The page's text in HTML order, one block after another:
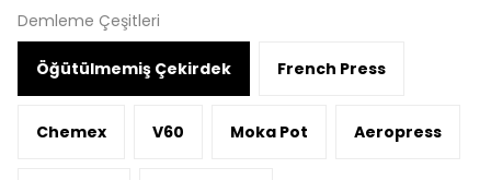
Demleme Çeşitleri
Öğütülmemiş Çekirdek French Press
Chemex V60 Moka Pot Aeropress